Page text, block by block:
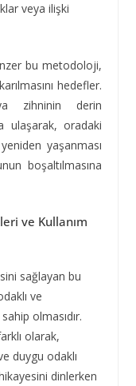
veya ilişki
bu metodoloji,
hedefler.
zihninin derin
ulaşarak, oradaki
yaşanması
boşaltılmasına
ve Kullanım
sağlayan bu
ve
olmasıdır.
olarak,
duygu odaklı
dinlerken